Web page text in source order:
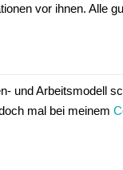
vor ihnen. Alle
und Arbeitsmodell
mal bei meinem